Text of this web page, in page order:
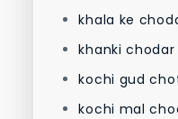
khala ke
khanki
kochi gud
kochi mal